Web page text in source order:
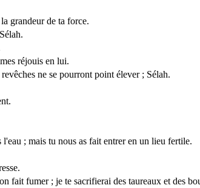
grandeur de ta force.
réjouis en lui.
ne se pourront point élever ; Sélah.
; mais tu nous as fait entrer en un lieu fertile.
fait fumer ; je te sacrifierai des taureaux et des